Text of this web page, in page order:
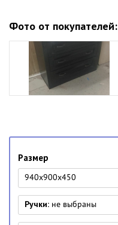
Фото от покупателей:
Размер
940х900х450
Ручки: не выбраны